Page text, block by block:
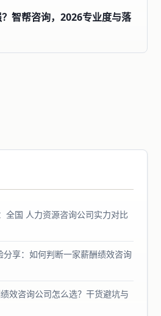
智帮咨询，2026专业度与落
全国 人力资源咨询公司实力对比
分享：如何判断一家薪酬绩效咨询
效咨询公司怎么选？干货避坑与